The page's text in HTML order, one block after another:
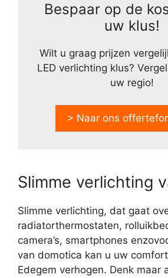
Bespaar op de
uw klus!
Wilt u graag prijzen
LED verlichting klus?
uw regio!
> Naar ons
Slimme verlichting
Slimme verlichting, dat gaat
radiatorthermostaten,
camera’s, smartphones
van domotica kan u uw
Edegem verhogen. Denk maar